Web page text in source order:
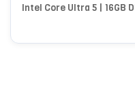
Intel Core Ultra 5 | 16GB